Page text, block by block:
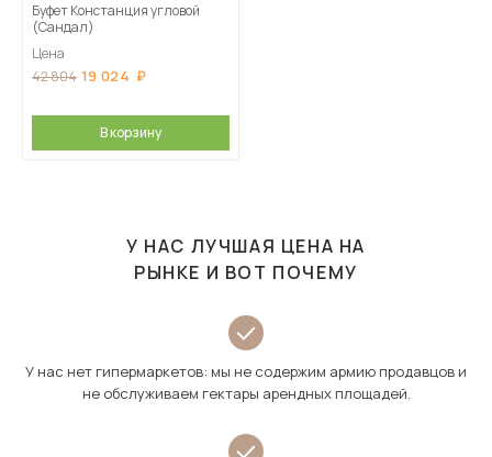
Буфет Констанция угловой
(Сандал)
Цена
42 804 19 024
В корзину
У НАС ЛУЧШАЯ ЦЕНА НА
РЫНКЕ И ВОТ ПОЧЕМУ
У нас нет гипермаркетов: мы не содержим армию продавцов и
не обслуживаем гектары арендных площадей.